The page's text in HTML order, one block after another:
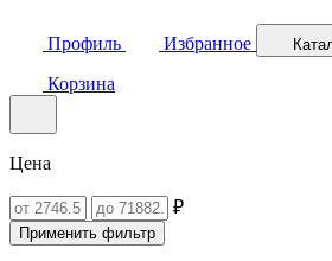
Профиль Избранное
Корзина
Цена
₽
Применить фильтр